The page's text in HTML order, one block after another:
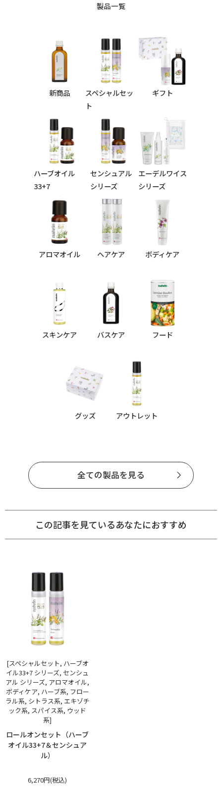
製品一覧
新商品
スペシャルセッ
ト
ギフト
ハーブオイル
33+7
シリーズ
センシュアル
シリーズ
エーデルワイス
シリーズ
アロマオイル ヘアケア ボディケア
スキンケア バスケア フード
グッズ アウトレット
全ての製品を見る
この記事を見ているあなたにおすすめ
[スペシャルセット, ハーブオ
イル33+7 シリーズ, センシュ
アル シリーズ, アロマオイル,
ボディケア, ハーブ系, フロー
ラル系, シトラス系, エキゾチ
ック系, スパイス系, ウッド
系]
ロールオンセット（ハーブ
オイル33+7＆センシュア
ル）
6,270円(税込)